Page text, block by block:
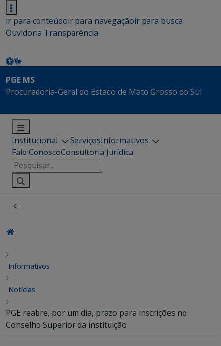
ir para conteúdoir para navegaçãoir para busca
Ouvidoria Transparência
PGE MS
Procuradoria-Geral do Estado de Mato Grosso do Sul
Institucional ServiçosInformativos
Fale ConoscoConsultoria Jurídica
Pesquisar
por:
Informativos
Notícias
PGE reabre, por um dia, prazo para inscrições no
Conselho Superior da instituição